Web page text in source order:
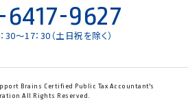
6417-9627
〜17：30（土日祝を除く）
Brains Certified Public Tax Accountant's
All Rights Reserved.